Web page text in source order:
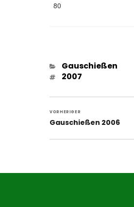
80
Kategorien
Gauschießen
Schlagwörter
2007
VORHERIGER
Vorheriger
Gauschießen 2006